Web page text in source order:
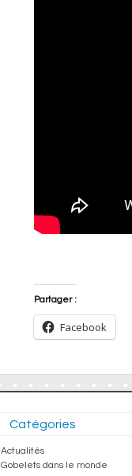
Partager :
Facebook
Catégories
Actualités
Gobelets dans le monde